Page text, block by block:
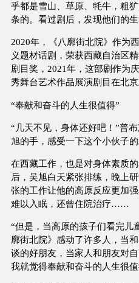
乎都是雪山、草原、牦牛，粗
条的。看过剧后，发现他们的
2020年，《八廓街北院》作为
义题材话剧，荣获西藏自治区
剧目奖，2021年，这部剧作为
秀舞台艺术作品展演剧目在北京
“奉献和奋斗的人生很值得”
“几天不见，身体还好吧！”普
旭的手，感受一下这个小伙子的
在西藏工作，也是对身体素质
后，吴旭白天紧张排练，晚上
张的工作让他的高原反应更加
难以入眠，还曾住院治疗……
“但是，当高原的孩子们看完儿
廓街北院》感动了许多人，当
谈的好朋友，当家人和朋友对
我就觉得奉献和奋斗的人生很值